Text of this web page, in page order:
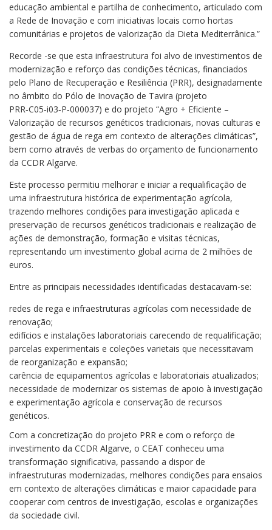
educação ambiental e partilha de conhecimento, articulado com
a Rede de Inovação e com iniciativas locais como hortas
comunitárias e projetos de valorização da Dieta Mediterrânica.”
Recorde -se que esta infraestrutura foi alvo de investimentos de
modernização e reforço das condições técnicas, financiados
pelo Plano de Recuperação e Resiliência (PRR), designadamente
no âmbito do Pólo de Inovação de Tavira (projeto
PRR‑C05‑i03‑P‑000037) e do projeto “Agro + Eficiente –
Valorização de recursos genéticos tradicionais, novas culturas e
gestão de água de rega em contexto de alterações climáticas”,
bem como através de verbas do orçamento de funcionamento
da CCDR Algarve.
Este processo permitiu melhorar e iniciar a requalificação de
uma infraestrutura histórica de experimentação agrícola,
trazendo melhores condições para investigação aplicada e
preservação de recursos genéticos tradicionais e realização de
ações de demonstração, formação e visitas técnicas,
representando um investimento global acima de 2 milhões de
euros.
Entre as principais necessidades identificadas destacavam-se:
redes de rega e infraestruturas agrícolas com necessidade de
renovação;
edifícios e instalações laboratoriais carecendo de requalificação;
parcelas experimentais e coleções varietais que necessitavam
de reorganização e expansão;
carência de equipamentos agrícolas e laboratoriais atualizados;
necessidade de modernizar os sistemas de apoio à investigação
e experimentação agrícola e conservação de recursos
genéticos.
Com a concretização do projeto PRR e com o reforço de
investimento da CCDR Algarve, o CEAT conheceu uma
transformação significativa, passando a dispor de
infraestruturas modernizadas, melhores condições para ensaios
em contexto de alterações climáticas e maior capacidade para
cooperar com centros de investigação, escolas e organizações
da sociedade civil.